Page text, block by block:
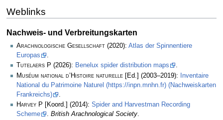
Weblinks
Nachweis- und Verbreitungskarten
Arachnologische Gesellschaft (2020): Atlas der Spinnentiere
Europas
.
Tutelaers P (2026): Benelux spider distribution maps
.
Muséum national d’Histoire naturelle [Ed.] (2003–2019):
Inventaire
National du Patrimoine Naturel (https://inpn.mnhn.fr) (Nachweiskarten
Frankreichs)
Harvey P [Koord.] (2014): Spider and Harvestman Recording
Scheme
. British Arachnological Society.